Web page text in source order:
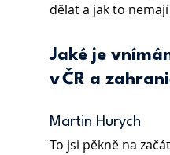
dělat a jak to
Jaké je
v ČR a
Martin Hurych
To jsi pěkně na